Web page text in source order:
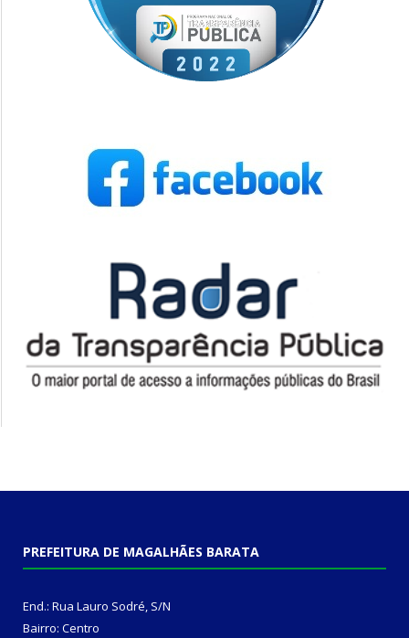
PREFEITURA DE MAGALHÃES BARATA
End.: Rua Lauro Sodré, S/N
Bairro: Centro